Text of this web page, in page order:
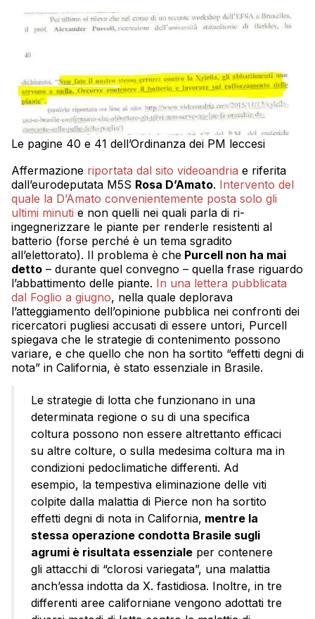
Le pagine 40 e 41 dell’Ordinanza dei PM leccesi
Affermazione riportata dal sito videoandria e riferita
dall’eurodeputata M5S Rosa D’Amato. Intervento del
quale la D’Amato convenientemente posta solo gli
ultimi minuti e non quelli nei quali parla di ri-
ingegnerizzare le piante per renderle resistenti al
batterio (forse perché è un tema sgradito
all’elettorato). Il problema è che Purcell non ha mai
detto – durante quel convegno – quella frase riguardo
l’abbattimento delle piante. In una lettera pubblicata
dal Foglio a giugno, nella quale deplorava
l’atteggiamento dell’opinione pubblica nei confronti dei
ricercatori pugliesi accusati di essere untori, Purcell
spiegava che le strategie di contenimento possono
variare, e che quello che non ha sortito “effetti degni di
nota” in California, è stato essenziale in Brasile.
Le strategie di lotta che funzionano in una
determinata regione o su di una specifica
coltura possono non essere altrettanto efficaci
su altre colture, o sulla medesima coltura ma in
condizioni pedoclimatiche differenti. Ad
esempio, la tempestiva eliminazione delle viti
colpite dalla malattia di Pierce non ha sortito
effetti degni di nota in California, mentre la
stessa operazione condotta Brasile sugli
agrumi è risultata essenziale per contenere
gli attacchi di “clorosi variegata”, una malattia
anch’essa indotta da X. fastidiosa. Inoltre, in tre
differenti aree californiane vengono adottati tre